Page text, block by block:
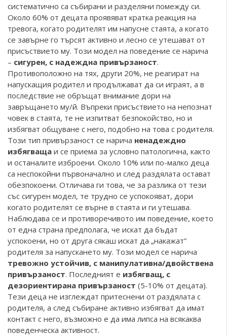
систематично са събирани и разделяни помежду си.
Около 60% от децата проявяват кратка реакция на
тревога, когато родителят им напусне стаята, а когато
се завърне го търсят активно и лесно се утешават от
присъствието му. Този модел на поведение се нарича
– сигурен, с надеждна привързаност.
Противоположно на тях, други 20%, не реагират на
напускащия родител и продължават да си играят, а в
последствие не обръщат внимание дори на
завръщането му/й. Въпреки присъствието на непознат
човек в стаята, те не изпитват безпокойство, но и
избягват общуване с него, подобно на това с родителя.
Този тип привързаност се нарича ненадеждно
избягваща и се приема за условно патологична, както
и останалите изброени. Около 10% или по-малко деца
са неспокойни първоначално и след раздялата остават
обезпокоени. Отличава ги това, че за разлика от тези
със сигурен модел, те трудно се успокояват, дори
когато родителят се върне в стаята и ги утешава.
Наблюдава се и противоречивото им поведение, което
от една страна предполага, че искат да бъдат
успокоени, но от друга сякаш искат да „накажат”
родителя за напускането му. Този модел се нарича
тревожно устойчив, с манипулативна/двойствена
привързаност. Последният е избягващ, с
дезориентирана привързаност (5-10% от децата).
Тези деца не изглеждат притеснени от раздялата с
родителя, а след събиране активно избягват да имат
контакт с него, възможно е да има липса на всякаква
поведенческа активност.